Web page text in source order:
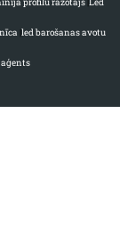
|led barošanas avotu
aģents